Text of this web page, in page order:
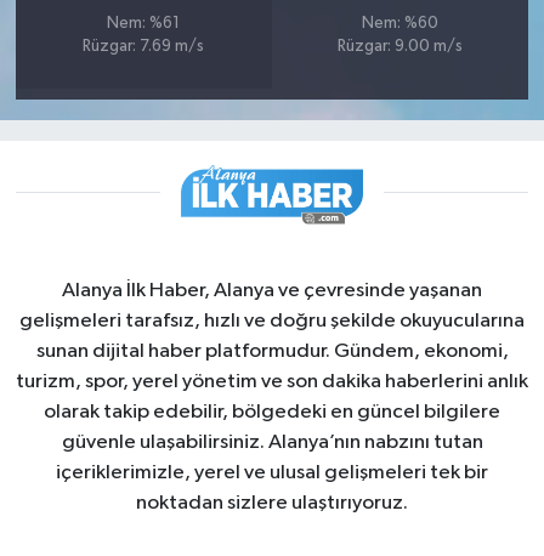
Nem: %61
Rüzgar: 7.69 m/s
Nem: %60
Rüzgar: 9.00 m/s
Alanya İlk Haber, Alanya ve çevresinde yaşanan
gelişmeleri tarafsız, hızlı ve doğru şekilde okuyucularına
sunan dijital haber platformudur. Gündem, ekonomi,
turizm, spor, yerel yönetim ve son dakika haberlerini anlık
olarak takip edebilir, bölgedeki en güncel bilgilere
güvenle ulaşabilirsiniz. Alanya’nın nabzını tutan
içeriklerimizle, yerel ve ulusal gelişmeleri tek bir
noktadan sizlere ulaştırıyoruz.